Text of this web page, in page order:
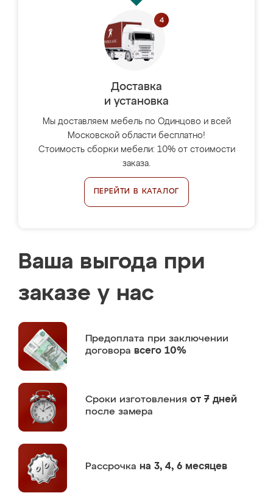
Доставка
и установка
Мы доставляем мебель по Одинцово и всей
Московской области бесплатно!
Стоимость сборки мебели: 10% от стоимости
заказа.
ПЕРЕЙТИ В КАТАЛОГ
Ваша выгода при
заказе у нас
Предоплата при заключении
договора всего 10%
Сроки изготовления от 7 дней
после замера
Рассрочка на 3, 4, 6 месяцев